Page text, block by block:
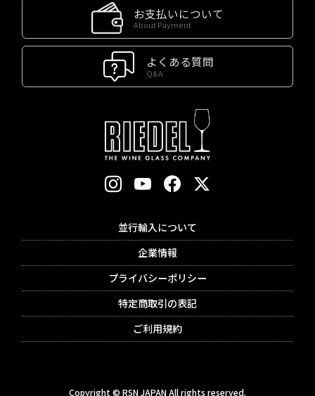
お支払いについて
About Payment
よくある質問
Q&A
並行輸入について
企業情報
プライバシーポリシー
特定商取引の表記
ご利用規約
Copyright © RSN JAPAN All rights reserved.